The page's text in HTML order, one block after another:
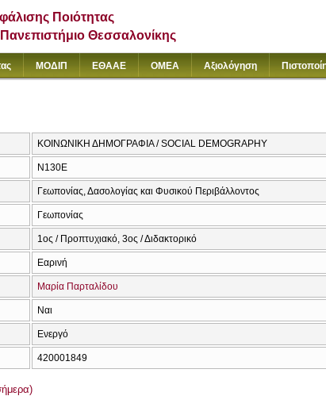
Ποιότητας
Πανεπιστήμιο Θεσσαλονίκης
ΜΟΔΙΠ ΕΘΑΑΕ ΟΜΕΑ Αξιολόγηση
ΚΟΙΝΩΝΙΚΗ ΔΗΜΟΓΡΑΦΙΑ / SOCIAL DEMOGRAPHY
Ν130Ε
Γεωπονίας, Δασολογίας και Φυσικού Περιβάλλοντος
Γεωπονίας
1ος / Προπτυχιακό, 3ος / Διδακτορικό
Εαρινή
Μαρία Παρταλίδου
Ναι
Ενεργό
420001849